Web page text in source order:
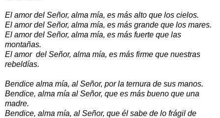
El amor del Señor, alma mía, es más alto que los cielos.
El amor del Señor, alma mía, es más grande que los mares.
El amor del Señor, alma mía, es más fuerte que las
montañas.
El amor del Señor, alma mía, es más firme que nuestras
rebeldías.
Bendice alma mía, al Señor, por la ternura de sus manos.
Bendice, alma mía al Señor, que es más bueno que una
madre.
Bendice, alma mía, al Señor, que él sabe de lo frágil de